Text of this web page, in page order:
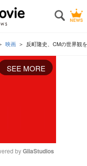
映画 反町隆史、CMの世界観
SEE MORE
by GliaStudios